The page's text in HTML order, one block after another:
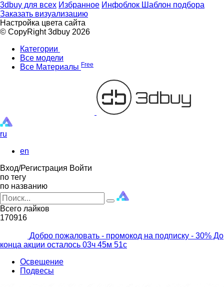
3dbuy для всех Избранное Инфоблок Шаблон подбора
Заказать визуализацию
Настройка цвета сайта
© CopyRight 3dbuy 2026
Категории
Все модели
Все Материалы Free
ru
en
Вход/Регистрация Войти
по тегу
по названию
Всего лайков
170916
Добро пожаловать - промокод на подписку - 30% До
конца акции осталось 03ч 45м 49с
Освещение
Подвесы